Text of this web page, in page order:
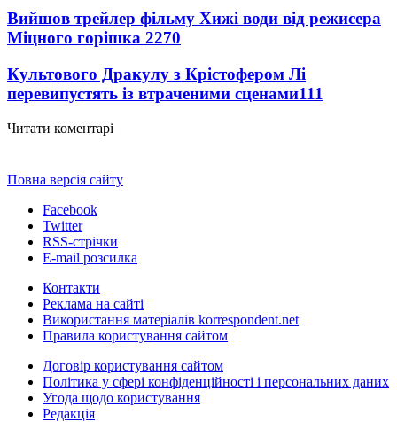
Вийшов трейлер фільму Хижі води від режисера
Міцного горішка 2270
Культового Дракулу з Крістофером Лі
перевипустять із втраченими сценами111
Читати коментарі
Повна версія сайту
Facebook
Twitter
RSS-стрічки
E-mail розсилка
Контакти
Реклама на сайті
Використання матеріалів korrespondent.net
Правила користування сайтом
Договір користування сайтом
Політика у сфері конфіденційності і персональних даних
Угода щодо користування
Редакція